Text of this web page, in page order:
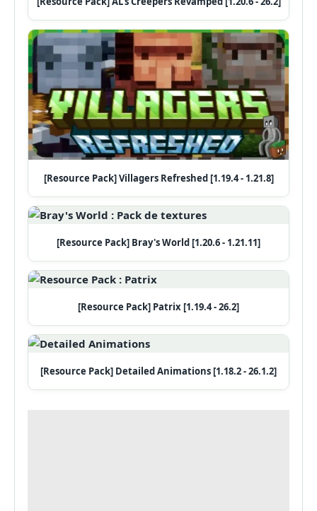
[Resource Pack] Villagers Refreshed [1.19.4 - 1.21.8]
[Resource Pack] Bray's World [1.20.6 - 1.21.11]
[Resource Pack] Patrix [1.19.4 - 26.2]
[Resource Pack] Detailed Animations [1.18.2 - 26.1.2]